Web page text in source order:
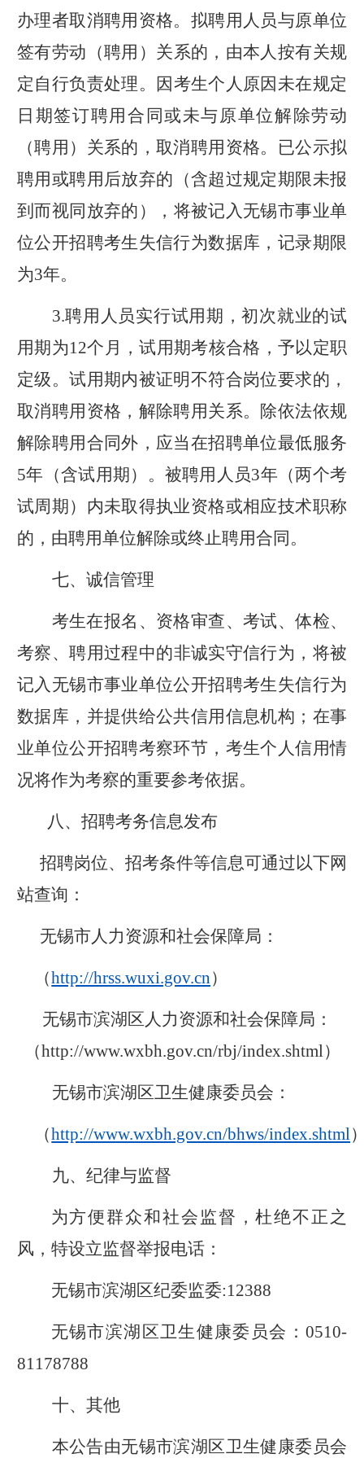
办理者取消聘用资格。拟聘用人员与原单位
签有劳动（聘用 ）关系的，由本人按有关规
定自行负责处理。
因考生个人原因未在规定
日期签订聘用合同或未与原单位解除劳动
（聘用）关系的，取消聘用资格。 已公示拟
聘用或聘用后放弃的（含超过规定期限未报
到而视同放弃的 ）， 将被记 入无锡市事业单
位公开招聘考生失信行为数据库， 记录期限
为3年。
3.聘用人员实行试用期，初次就业的试
用期为12个月，试用期考核合格，予以定职
定级。试用期内被证明不符合岗位要求的，
取消聘用资格，解除聘用关系。 除依法依规
解除聘用合同外，应当在招聘单位最低服务
5年 （含试用期） 。 被聘用人员3年（两个考
试周期）内未取得执业资格或相应技术职称
的，由聘用单位解除或终止聘用合同。
七、诚信管理
考生在报名、资格审查、考试、体检、
考察、聘用过程中的非诚实守信行为，将被
记入无锡市事业单位公开招聘考生失信行为
数据库，并提供给公共信用信息机构；在事
业单位公开招聘考察环节，考生个人信用情
况将作为考察的重要参考依据。
八、 招聘考务信息发布
招聘岗位、招考条件等信息可通过以下网
站查询：
无锡市人力资源和社会保障局 ：
（http://hrss.wuxi.gov.cn）
无锡市滨湖区人力资源和社会保障局 ：
（http://www.wxbh.gov.cn/rbj/index.shtml）
无锡市滨湖区卫生健康委员会 ：
（http://www.wxbh.gov.cn/bhws/index.shtml
九、纪律与监督
为方便群众和社会监督，杜绝不正之
风，特设立监督举报电话：
无锡市滨湖区纪委监委:12388
无锡市滨湖区卫生健康委员会 ：0510-
81178788
十、其他
本公告由无锡市滨湖区卫生健康委员会